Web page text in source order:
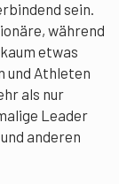
sein.
während
etwas
und Athleten
als nur
Leader
anderen